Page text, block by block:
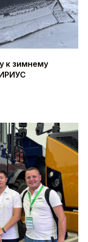
к зимнему